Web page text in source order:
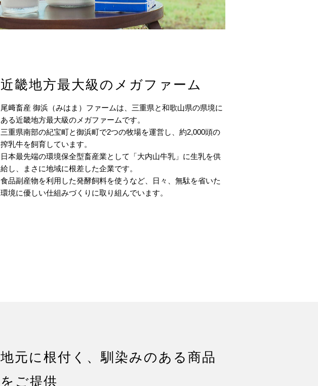
近畿地方最大級のメガファーム
尾﨑畜産 御浜（みはま）ファームは、三重県と和歌山県の県境に
ある近畿地方最大級のメガファームです。
三重県南部の紀宝町と御浜町で2つの牧場を運営し、約2,000頭の
搾乳牛を飼育しています。
日本最先端の環境保全型畜産業として「大内山牛乳」に生乳を供
給し、まさに地域に根差した企業です。
食品副産物を利用した発酵飼料を使うなど、日々、無駄を省いた
環境に優しい仕組みづくりに取り組んでいます。
地元に根付く、馴染みのある商品
をご提供